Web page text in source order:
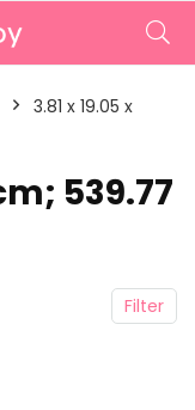
‎3.81 x 19.05 x
539.77
Filter